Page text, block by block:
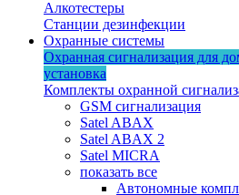
Алкотестеры
Станции дезинфекции
Охранные системы
Охранная сигнализация для
установка
Комплекты охранной
GSM сигнализация
Satel ABAX
Satel ABAX 2
Satel MICRA
показать все
Автономные